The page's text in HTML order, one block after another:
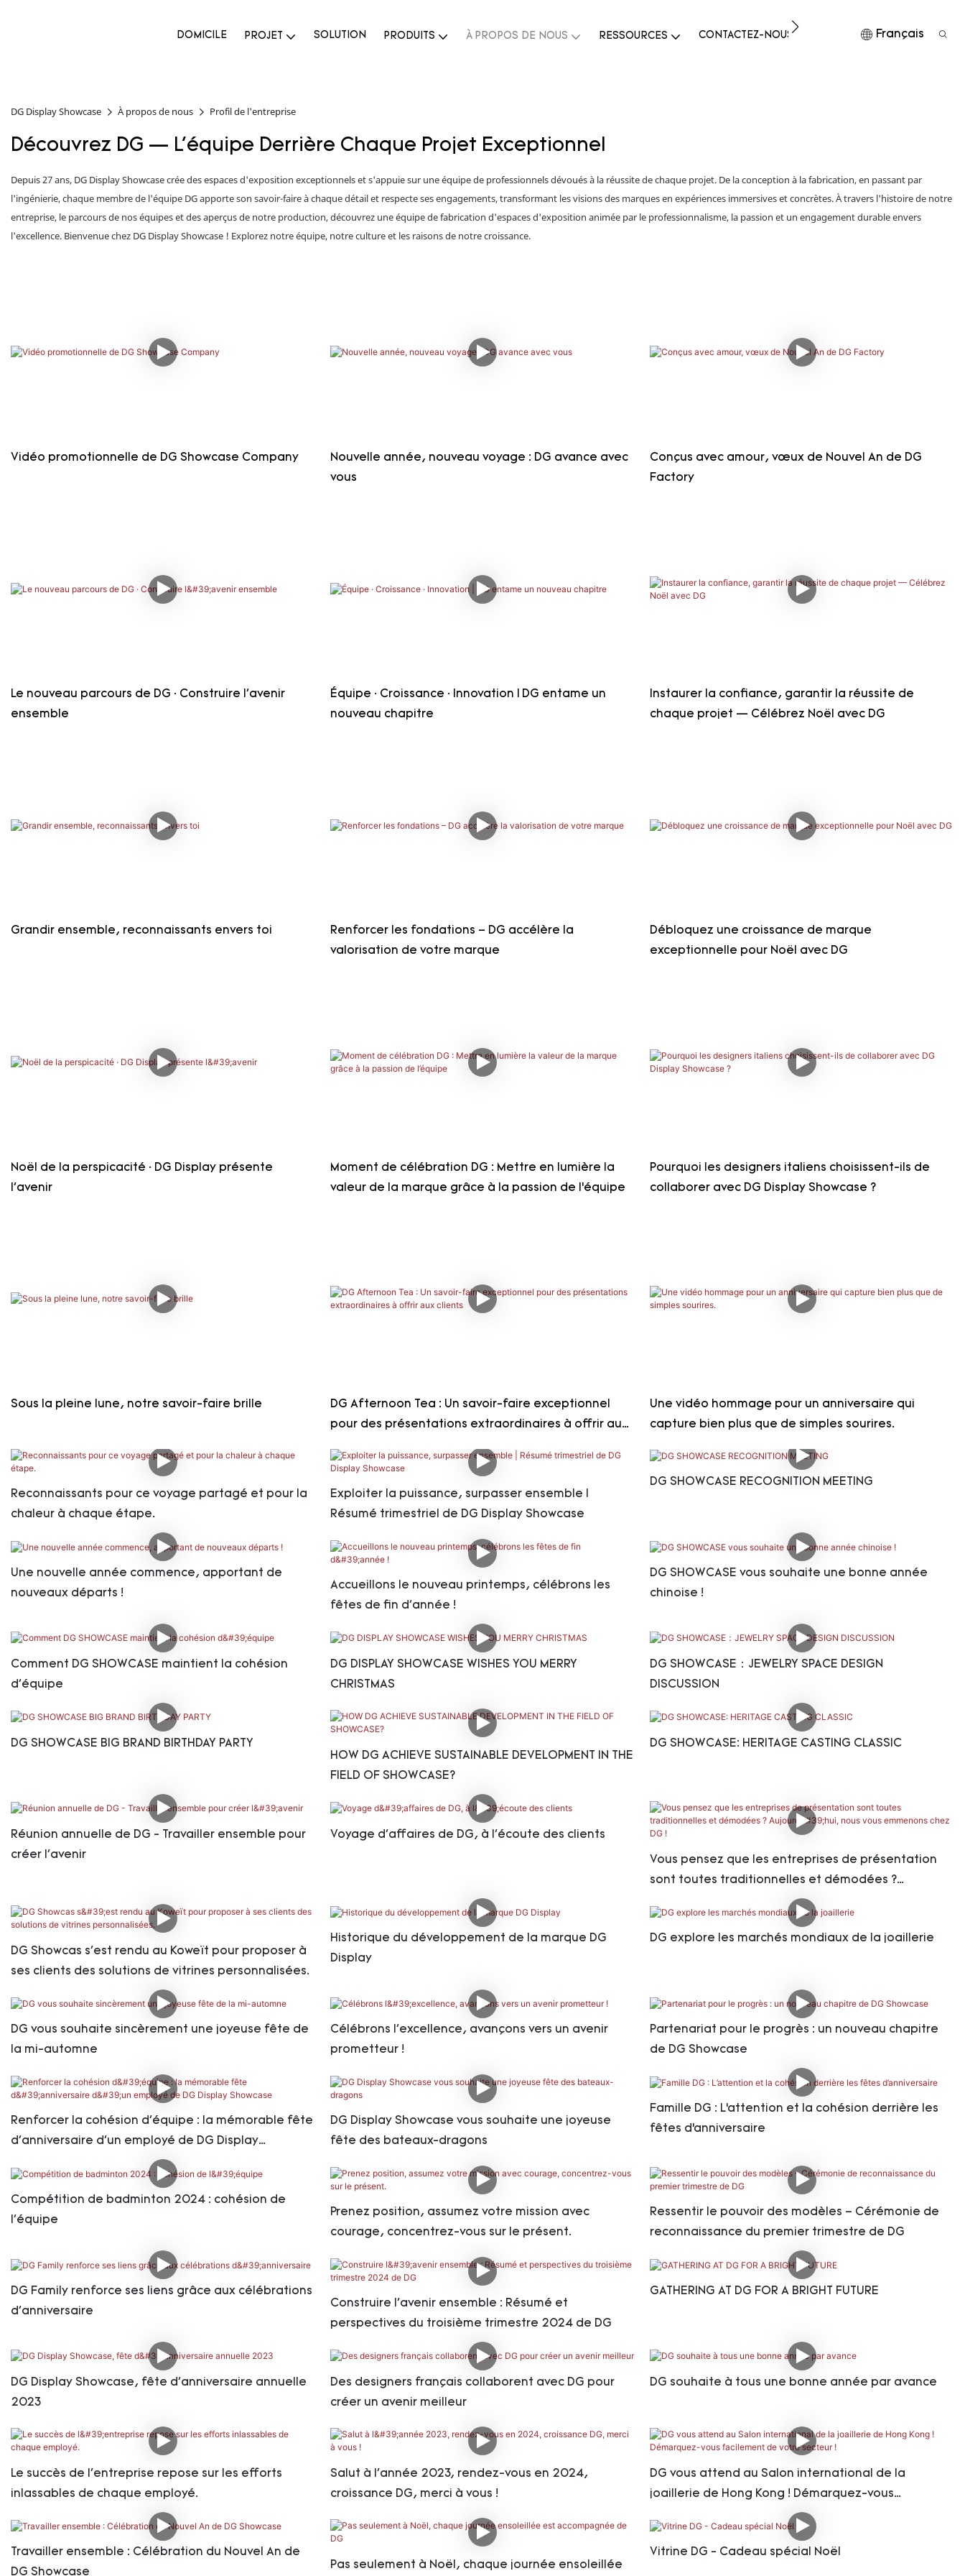
DOMICILE PROJET SOLUTION PRODUITS À PROPOS DE NOUS RESSOURCES CONTACTEZ-NOUS TÉLÉCHARGERFrançais
DG Display Showcase À propos de nous Profil de l'entreprise
Découvrez DG — L'équipe Derrière Chaque Projet Exceptionnel
Depuis 27 ans, DG Display Showcase crée des espaces d'exposition exceptionnels et s'appuie sur une équipe de professionnels dévoués à la réussite de chaque projet. De la conception à la fabrication, en passant par
l'ingénierie, chaque membre de l'équipe DG apporte son savoir-faire à chaque détail et respecte ses engagements, transformant les visions des marques en expériences immersives et concrètes.À travers l'histoire de notre
entreprise, le parcours de nos équipes et des aperçus de notre production, découvrez une équipe de fabrication d'espaces d'exposition animée par le professionnalisme, la passion et un engagement durable envers
l'excellence. Bienvenue chez DG Display Showcase ! Explorez notre équipe, notre culture et les raisons de notre croissance.
Vidéo promotionnelle de DG Showcase Company
Nouvelle année, nouveau voyage : DG avance avec
vous
Conçus avec amour, vœux de Nouvel An de DG
Factory
Le nouveau parcours de DG · Construire l'avenir
ensemble
Équipe · Croissance · Innovation | DG entame un
nouveau chapitre
Instaurer la confiance, garantir la réussite de
chaque projet — Célébrez Noël avec DG
Grandir ensemble, reconnaissants envers toi
Renforcer les fondations – DG accélère la
valorisation de votre marque
Débloquez une croissance de marque
exceptionnelle pour Noël avec DG
Noël de la perspicacité · DG Display présente
l'avenir
Moment de célébration DG : Mettre en lumière la
valeur de la marque grâce à la passion de l’équipe
Pourquoi les designers italiens choisissent-ils de
collaborer avec DG Display Showcase ?
Sous la pleine lune, notre savoir-faire brille
DG Afternoon Tea : Un savoir-faire exceptionnel
pour des présentations extraordinaires à offrir aux
Une vidéo hommage pour un anniversaire qui
capture bien plus que de simples sourires.
Reconnaissants pour ce voyage partagé et pour la
chaleur à chaque étape.
Exploiter la puissance, surpasser ensemble |
Résumé trimestriel de DG Display Showcase
DG SHOWCASE RECOGNITION MEETING
Une nouvelle année commence, apportant de
nouveaux départs !
Accueillons le nouveau printemps, célébrons les
fêtes de fin d'année !
DG SHOWCASE vous souhaite une bonne année
chinoise !
Comment DG SHOWCASE maintient la cohésion
d'équipe
DG DISPLAY SHOWCASE WISHES YOU MERRY
CHRISTMAS
DG SHOWCASE：JEWELRY SPACE DESIGN
DISCUSSION
DG SHOWCASE BIG BRAND BIRTHDAY PARTY
HOW DG ACHIEVE SUSTAINABLE DEVELOPMENT IN THE
FIELD OF SHOWCASE?
DG SHOWCASE: HERITAGE CASTING CLASSIC
Réunion annuelle de DG - Travailler ensemble pour
créer l'avenir
Voyage d'affaires de DG, à l'écoute des clients
Vous pensez que les entreprises de présentation
sont toutes traditionnelles et démodées ?
Aujourd'hui, nous vous emmenons chez DG !
DG Showcas s'est rendu au Koweït pour proposer à
ses clients des solutions de vitrines personnalisées.
Historique du développement de la marque DG
Display
DG explore les marchés mondiaux de la joaillerie
DG vous souhaite sincèrement une joyeuse fête de
la mi-automne
Célébrons l'excellence, avançons vers un avenir
prometteur !
Partenariat pour le progrès : un nouveau chapitre
de DG Showcase
Renforcer la cohésion d'équipe : la mémorable fête
d'anniversaire d'un employé de DG Display
DG Display Showcase vous souhaite une joyeuse
fête des bateaux-dragons
Famille DG : L’attention et la cohésion derrière les
fêtes d’anniversaire
Compétition de badminton 2024 : cohésion de
l'équipe
Prenez position, assumez votre mission avec
courage, concentrez-vous sur le présent.
Ressentir le pouvoir des modèles – Cérémonie de
reconnaissance du premier trimestre de DG
DG Family renforce ses liens grâce aux célébrations
d'anniversaire
Construire l'avenir ensemble : Résumé et
perspectives du troisième trimestre 2024 de DG
GATHERING AT DG FOR A BRIGHT FUTURE
DG Display Showcase, fête d'anniversaire annuelle
2023
Des designers français collaborent avec DG pour
créer un avenir meilleur
DG souhaite à tous une bonne année par avance
Le succès de l'entreprise repose sur les efforts
inlassables de chaque employé.
Salut à l'année 2023, rendez-vous en 2024,
croissance DG, merci à vous !
DG vous attend au Salon international de la
joaillerie de Hong Kong ! Démarquez-vous
facilement de votre secteur !
Travailler ensemble : Célébration du Nouvel An de
DG Showcase
Pas seulement à Noël, chaque journée ensoleillée
Vitrine DG - Cadeau spécial Noël